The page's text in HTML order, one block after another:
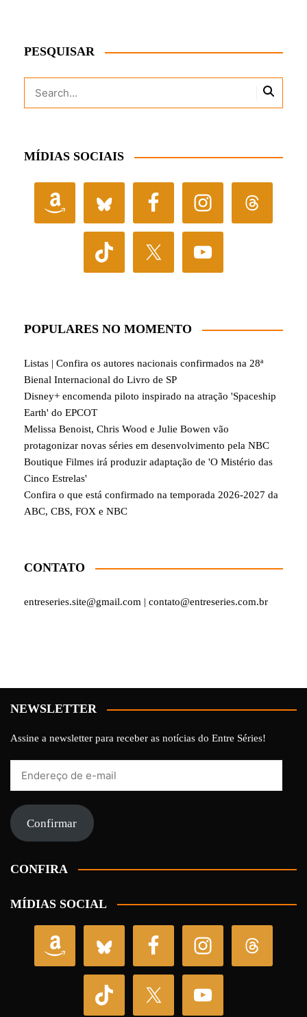
PESQUISAR
MÍDIAS SOCIAIS
POPULARES NO MOMENTO
Listas | Confira os autores nacionais confirmados na 28ª
Bienal Internacional do Livro de SP
Disney+ encomenda piloto inspirado na atração 'Spaceship
Earth' do EPCOT
Melissa Benoist, Chris Wood e Julie Bowen vão
protagonizar novas séries em desenvolvimento pela NBC
Boutique Filmes irá produzir adaptação de 'O Mistério das
Cinco Estrelas'
Confira o que está confirmado na temporada 2026-2027 da
ABC, CBS, FOX e NBC
CONTATO
entreseries.site@gmail.com | contato@entreseries.com.br
NEWSLETTER
Assine a newsletter para receber as notícias do Entre Séries!
mail Confirmar
CONFIRA
MÍDIAS SOCIAL